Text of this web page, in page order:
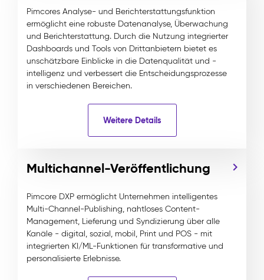
Pimcores Analyse- und Berichterstattungsfunktion
ermöglicht eine robuste Datenanalyse, Überwachung
und Berichterstattung. Durch die Nutzung integrierter
Dashboards und Tools von Drittanbietern bietet es
unschätzbare Einblicke in die Datenqualität und -
intelligenz und verbessert die Entscheidungsprozesse
in verschiedenen Bereichen.
Weitere Details
Multichannel-Veröffentlichung
Pimcore DXP ermöglicht Unternehmen intelligentes
Multi-Channel-Publishing, nahtloses Content-
Management, Lieferung und Syndizierung über alle
Kanäle - digital, sozial, mobil, Print und POS - mit
integrierten KI/ML-Funktionen für transformative und
personalisierte Erlebnisse.